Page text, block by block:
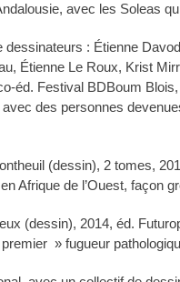
avec les Soleas
: Étienne
Étienne Le Roux, Krist
éd. Festival BDBoum
des personnes
(dessin), 2 tomes,
Afrique de l’Ouest, façon
(dessin), 2014, éd.
» fugueur